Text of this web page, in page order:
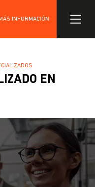
MÁS INFORMACIÓN
EN